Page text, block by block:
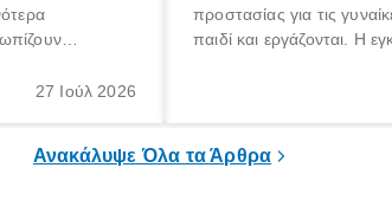
τι είναι»,
27 Ιούλ 2026
προστασίας για τις
παιδί και εργάζονται. Η
σημαντική περίοδος στη
Ανακάλυψε Όλα τα Άρθρα